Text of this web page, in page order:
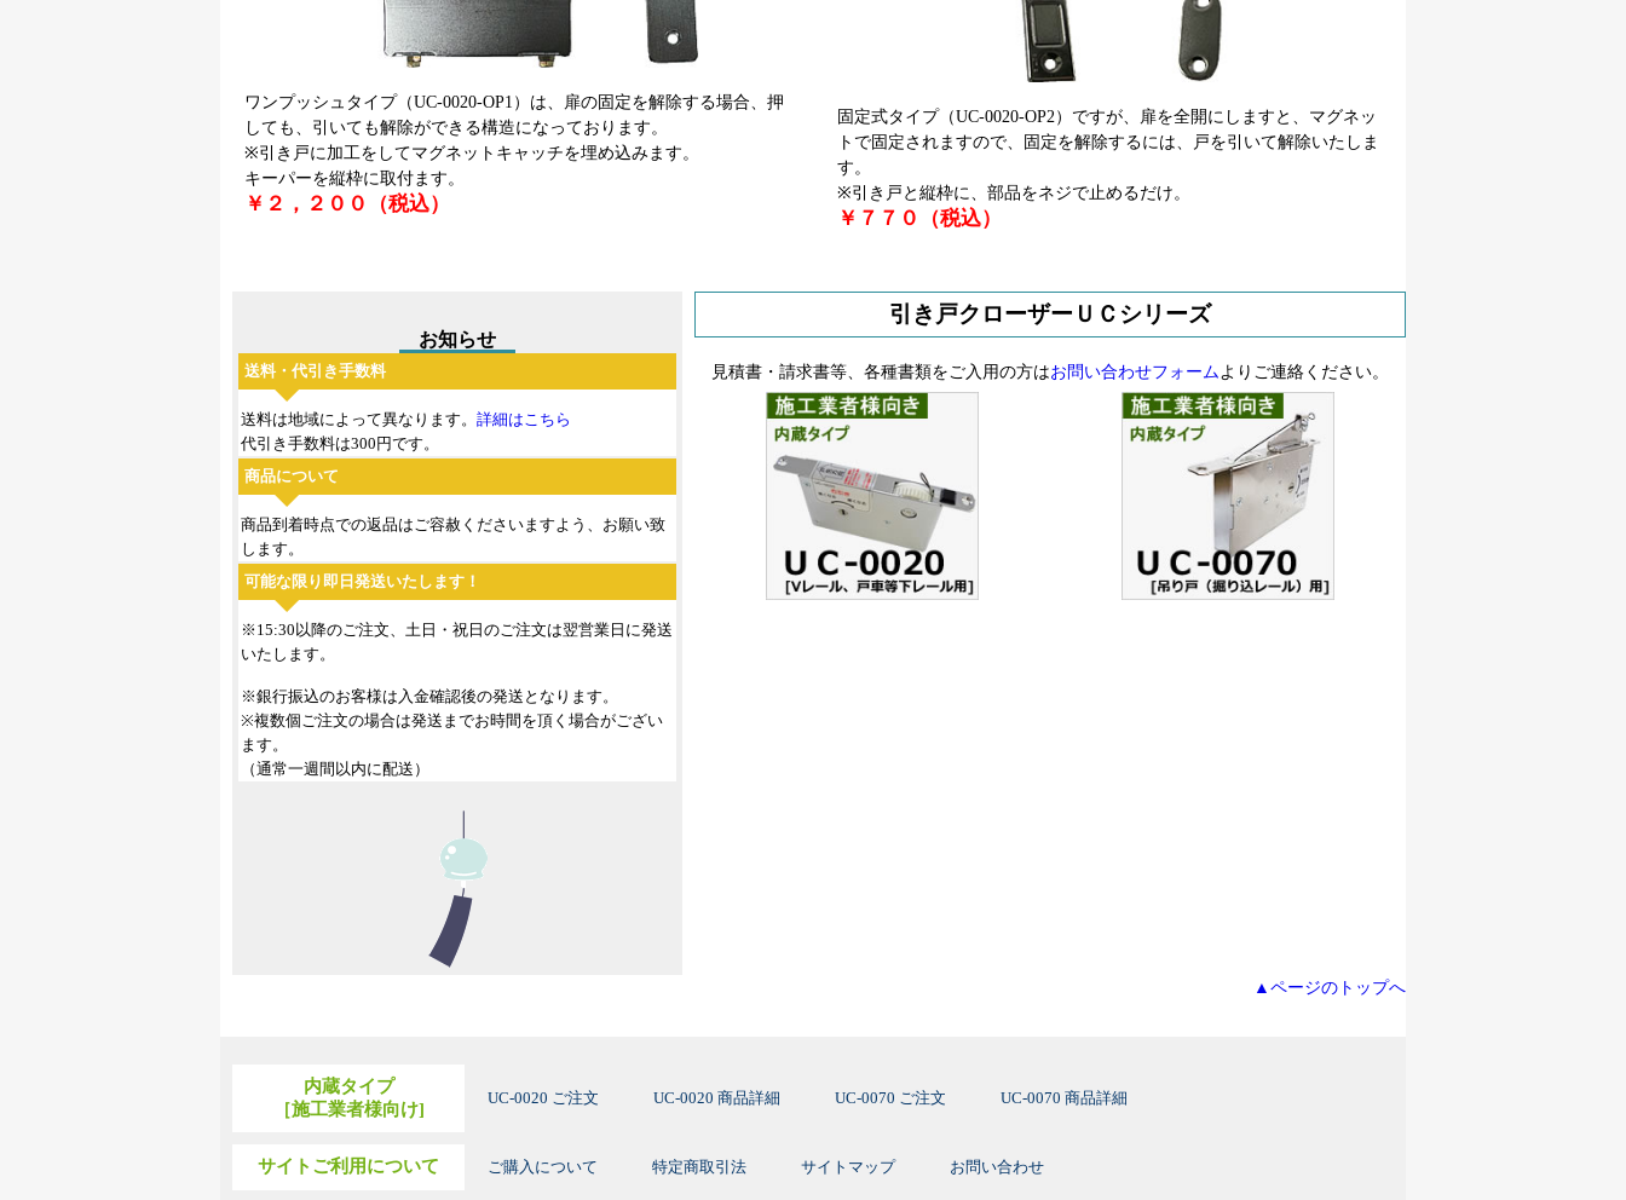
ワンプッシュタイプ（UC-0020-OP1）は、扉の固定を解除する場合、押
しても、引いても解除ができる構造になっております。
※引き戸に加工をしてマグネットキャッチを埋め込みます。
キーパーを縦枠に取付ます。
￥２，２００（税込）
固定式タイプ（UC-0020-OP2）ですが、扉を全開にしますと、マグネッ
トで固定されますので、固定を解除するには、戸を引いて解除いたしま
す。
※引き戸と縦枠に、部品をネジで止めるだけ。
￥７７０（税込）
引き戸クローザーＵＣシリーズ
見積書・請求書等、各種書類をご入用の方はお問い合わせフォームよりご連絡ください。
お知らせ
送料・代引き手数料
送料は地域によって異なります。 詳細はこちら
代引き手数料は300円です。
商品について
商品到着時点での返品はご容赦くださいますよう、お願い致
します。
可能な限り即日発送いたします！
※15:30以降のご注文、土日・祝日のご注文は翌営業日に発送
いたします。
※銀行振込のお客様は入金確認後の発送となります。
※複数個ご注文の場合は発送までお時間を頂く場合がござい
ます。
（通常一週間以内に配送）
▲ページのトップへ
内蔵タイプ
［施工業者様向け]
UC-0020 ご注文 UC-0020 商品詳細 UC-0070 ご注文 UC-0070 商品詳細
サイトご利用について ご購入について 特定商取引法 サイトマップ お問い合わせ